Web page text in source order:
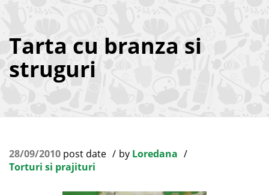
Tarta cu branza si
struguri
28/09/2010 post date by Loredana
Torturi si prajituri